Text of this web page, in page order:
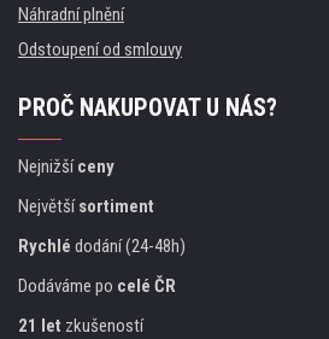
Náhradní plnění
Odstoupení od smlouvy
PROČ NAKUPOVAT U NÁS?
Nejnižšíceny
Největšísortiment
Rychlé dodání (24-48h)
Dodáváme po celé ČR
21 let zkušeností